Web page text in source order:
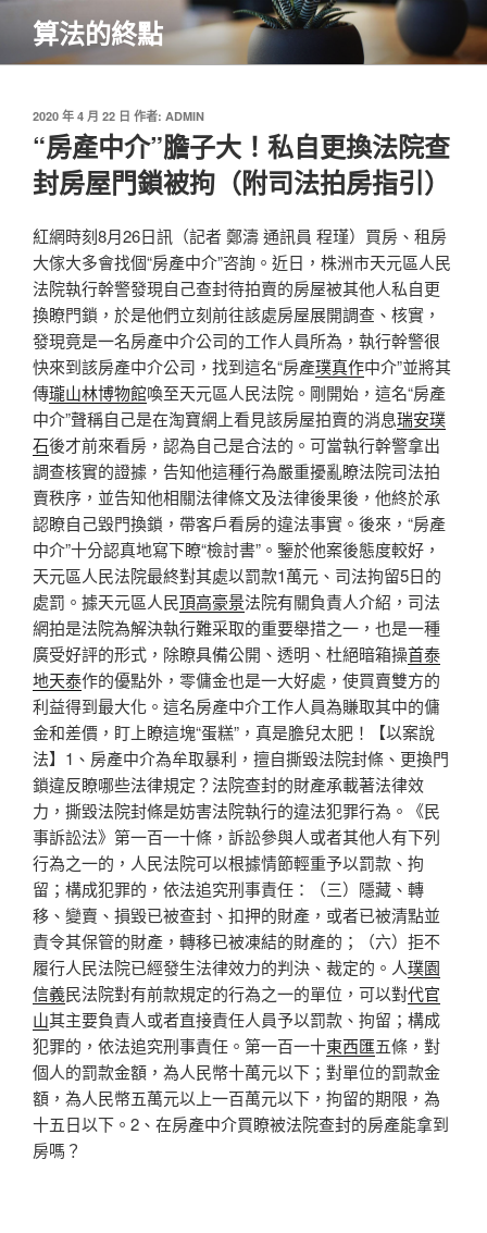
主
算法的終點
發
佈
2020 年 4 月 22 日 作者: ADMIN
“房產中介”膽子大！私自更換法院查
封房屋門鎖被拘（附司法拍房指引）
紅網時刻8月26日訊（記者 鄭濤 通訊員 程瑾）買房、租房
大傢大多會找個“房產中介”咨詢。近日，株洲市天元區人民
法院執行幹警發現自己查封待拍賣的房屋被其他人私自更
換瞭門鎖，於是他們立刻前往該處房屋展開調查、核實，
發現竟是一名房產中介公司的工作人員所為，執行幹警很
快來到該房產中介公司，找到這名“房產璞真作中介”並將其
傳瓏山林博物館喚至天元區人民法院。剛開始，這名“房產
中介”聲稱自己是在淘寶網上看見該房屋拍賣的消息瑞安璞
石後才前來看房，認為自己是合法的。可當執行幹警拿出
調查核實的證據，告知他這種行為嚴重擾亂瞭法院司法拍
賣秩序，並告知他相關法律條文及法律後果後，他終於承
認瞭自己毀門換鎖，帶客戶看房的違法事實。後來，“房產
中介”十分認真地寫下瞭“檢討書”。鑒於他案後態度較好，
天元區人民法院最終對其處以罰款1萬元、司法拘留5日的
處罰。據天元區人民頂高豪景法院有關負責人介紹，司法
網拍是法院為解決執行難采取的重要舉措之一，也是一種
廣受好評的形式，除瞭具備公開、透明、杜絕暗箱操首泰
地天泰作的優點外，零傭金也是一大好處，使買賣雙方的
利益得到最大化。這名房產中介工作人員為賺取其中的傭
金和差價，盯上瞭這塊“蛋糕”，真是膽兒太肥！【以案說
法】1、房產中介為牟取暴利，擅自撕毀法院封條、更換門
鎖違反瞭哪些法律規定？法院查封的財產承載著法律效
力，撕毀法院封條是妨害法院執行的違法犯罪行為。《民
事訴訟法》第一百一十條，訴訟參與人或者其他人有下列
行為之一的，人民法院可以根據情節輕重予以罰款、拘
留；構成犯罪的，依法追究刑事責任：（三）隱藏、轉
移、變賣、損毀已被查封、扣押的財產，或者已被清點並
責令其保管的財產，轉移已被凍結的財產的；（六）拒不
履行人民法院已經發生法律效力的判決、裁定的。人璞園
信義民法院對有前款規定的行為之一的單位，可以對代官
山其主要負責人或者直接責任人員予以罰款、拘留；構成
犯罪的，依法追究刑事責任。第一百一十東西匯五條，對
個人的罰款金額，為人民幣十萬元以下；對單位的罰款金
額，為人民幣五萬元以上一百萬元以下，拘留的期限，為
十五日以下。2、在房產中介買瞭被法院查封的房產能拿到
房嗎？